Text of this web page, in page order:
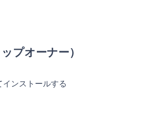
プオーナー）
インストールする